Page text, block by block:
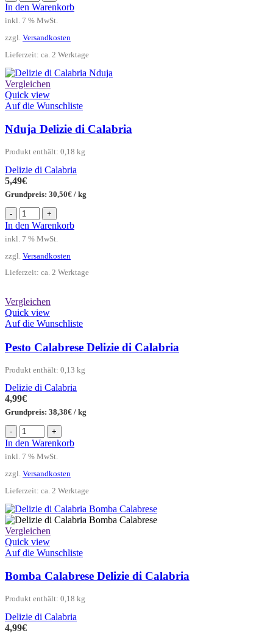
Ragu
Piccante
Star
Menge
In den Warenkorb
inkl. 7 % MwSt.
zzgl. Versandkosten
Lieferzeit: ca. 2 Werktage
Vergleichen
Quick view
Auf die Wunschliste
Nduja Delizie di Calabria
Produkt enthält: 0,18 kg
Delizie di Calabria
5,49€
Grundpreis: 30,50€ / kg
-
Nduja
Delizie
di
Calabria
Menge
+
In den Warenkorb
inkl. 7 % MwSt.
zzgl. Versandkosten
Lieferzeit: ca. 2 Werktage
Vergleichen
Quick view
Auf die Wunschliste
Pesto Calabrese Delizie di Calabria
Produkt enthält: 0,13 kg
Delizie di Calabria
4,99€
Grundpreis: 38,38€ / kg
-
Pesto
Calabrese
Delizie
di
Calabria
+
In den Warenkorb
inkl. 7 % MwSt.
zzgl. Versandkosten
Lieferzeit: ca. 2 Werktage
Vergleichen
Quick view
Auf die Wunschliste
Bomba Calabrese Delizie di Calabria
Produkt enthält: 0,18 kg
Delizie di Calabria
4,99€